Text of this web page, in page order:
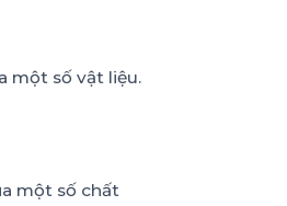
một số vật liệu.
một số chất